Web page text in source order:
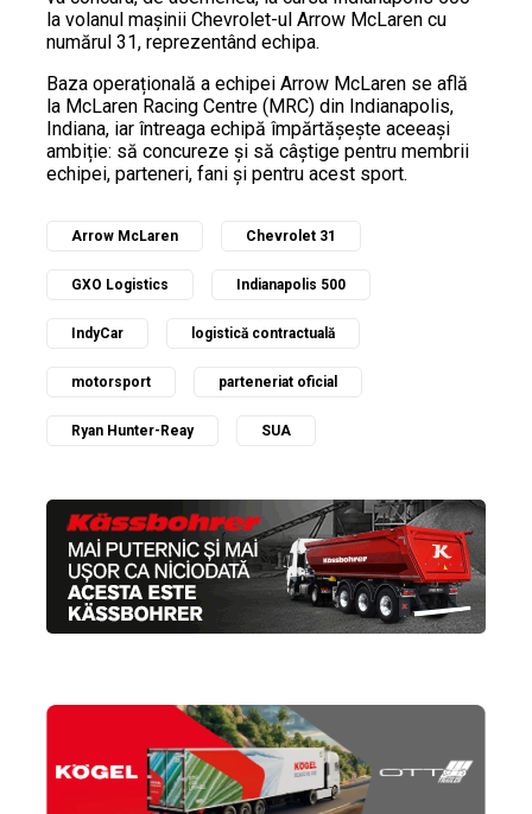
la volanul mașinii Chevrolet-ul Arrow McLaren cu
numărul 31, reprezentând echipa.
Baza operațională a echipei Arrow McLaren se află
la McLaren Racing Centre (MRC) din Indianapolis,
Indiana, iar întreaga echipă împărtășește aceeași
ambiție: să concureze și să câștige pentru membrii
echipei, parteneri, fani și pentru acest sport.
Arrow McLaren Chevrolet 31
GXO Logistics Indianapolis 500
IndyCar logistică contractuală
motorsport parteneriat oficial
Ryan Hunter-Reay SUA